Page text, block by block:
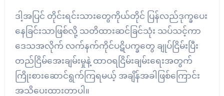
ဒါ့အပြင် တိုင်းရင်းသားတွေကိုယ်တိုင် ပြန်လည်ဒုက္ခပေး
နေခြင်းသာဖြစ်လို့ သတိထားဆင်ခြင်သုံး သပ်သင့်ကာ
ဒေသအလိုက် လက်နက်ကိုင်ပဋိပက္ခတွေ ချုပ်ငြိမ်းပြီး
တည်ငြိမ်အေးချမ်းမှုနဲ့ ထာဝရငြိမ်းချမ်းရေးအတွက်
ကြိုးစားဆောင်ရွက်ကြရမယ့် အချိန်အခါဖြစ်ကြောင်း
အသိပေးထားတာပါ။